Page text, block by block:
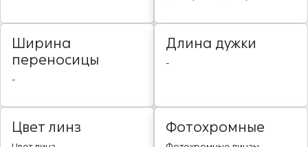
Ширина
переносицы
-
Длина дужки
-
Цвет линз Фотохромные